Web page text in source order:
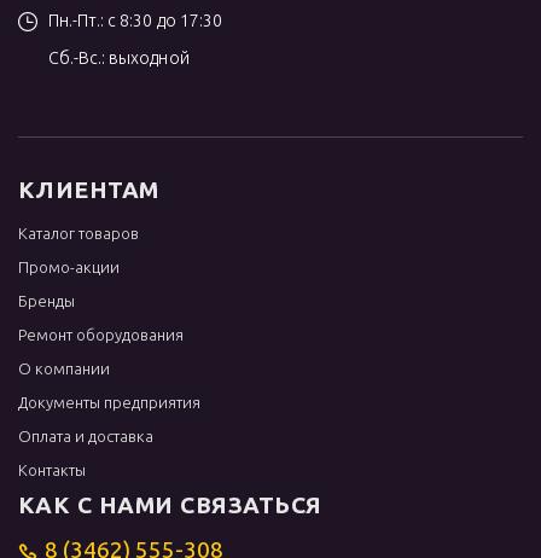
Пн.-Пт.: с 8:30 до 17:30
Сб.-Вс.: выходной
КЛИЕНТАМ
Каталог товаров
Промо-акции
Бренды
Ремонт оборудования
О компании
Документы предприятия
Оплата и доставка
Контакты
КАК С НАМИ СВЯЗАТЬСЯ
8 (3462) 555-308